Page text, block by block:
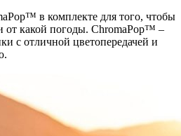
в комплекте для того, чтобы
от какой погоды. ChromaPop™ –
с отличной цветопередачей и